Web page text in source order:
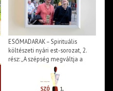
ESŐMADARAK – Spirituális
költészeti nyári est-sorozat, 2.
rész: „A szépség megváltja a
világot” – beszélgetés Huszárik
Katával és Jász Attilával |
→